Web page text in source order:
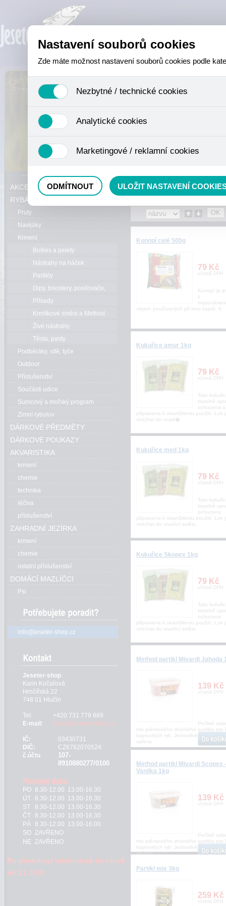
Konopí celé 500g
79 Kč
včetně DPH
Konopí je
z
olejnin používaných při lovu kaprů. K
Kukuřice amur 1kg
79 Kč
včetně DPH
Tato
tepelně
ochucena a
připravena k okamžitému použití. Lze ji
vmíchat do vnad�
Kukuřice med 1kg
79 Kč
včetně DPH
Tato
tepelně
ochucena
připravena k okamžitému použití. Lze ji
vmíchat do vnadící směsi,
Kukuřice Skopex 1kg
79 Kč
včetně DPH
Tato
tepelně
ochucena
připravena k okamžitému použití. Lze ji
vmíchat do vnadící směsi,
Method partikl Mivardi Jahoda
139 Kč
včetně DPH
Pečlivě
mix prémiového drceného partiklu pro
kaprovitých ryb. Jednotlivé druhy
vařeny
Method partikl Mivardi Scopex -
Vanilka 1kg
139 Kč
včetně DPH
Pečlivě
mix prémiového drceného partiklu pro
kaprovitých ryb. Jednotlivé druhy
vařeny
Partikl mix 3kg
259 Kč
včetně DPH
AKCE, SLEVY, VÝPRODEJ
RYBÁŘSKÝ SORTIMENT
Pruty
Navijáky
Krmení
Boilies a pelety
Nástrahy na háček
Partikly
Dipy, boostery, posilovače,
esence
Přísady
Krmítkové směsi a Method
mixy
Živé nástrahy
Těsta, pasty
Podběráky, sítě, tyče
Outdoor
Příslušenství
Součásti udice
Sumcový a mořský program
Zimní rybolov
DÁRKOVÉ PŘEDMĚTY
DÁRKOVÉ POUKAZY
AKVARISTIKA
krmení
chemie
technika
léčiva
příslušenství
ZAHRADNÍ JEZÍRKA
krmení
chemie
ostatní příslušenství
DOMÁCÍ MAZLÍČCI
Psi
info@jeseter-shop.cz
Jeseter-shop
Karin Kočařová
Hrnčířská 22
748 01 Hlučín
Tel:
+420 731 779 889
E-mail:
info@jeseter-shop.cz
IČ:
03430731
DIČ:
CZ6762070524
č.účtu
107-
8910880277/0100
PO 8.30-12.00 13.00-16.30
ÚT
8.30-12.00 13.00-16.30
ST
8.30-12.00 13.00-16.30
ČT
8.30-12.00 13.00-16.30
PÁ
8.30-12.00 13.00-16.00
SO ZAVŘENO
NE ZAVŘENO
Po předchozí telefonické domluvě
do 17.00!!!
Nastavení souborů cookies
Zde máte možnost nastavení souborů cookies podle
Nezbytné / technické cookies
se mimo jiné k ukládání produktů v nákupním košíku,
není zapotřebí Váš souhlas a není možné jej ani odebrat.
Analytické cookies
nejedná o osobní údaje, protože anonymizované cookies
odkazy, prohlížené zboží apod.
Marketingové / reklamní cookies
ODMÍTNOUT ULOŽIT NASTAVENÍ